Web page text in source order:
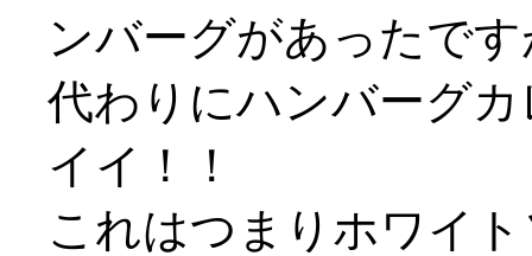
ンバーグがあったで
代わりにハンバーグ
イイ！！
これはつまりホワイ